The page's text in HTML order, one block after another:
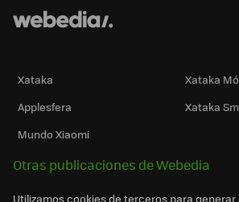
Xataka
Xataka
Applesfera
Xataka
Mundo Xiaomi
Otras publicaciones de Webedia
Utilizamos cookies de terceros para